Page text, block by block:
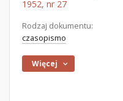
1952, nr 27
Rodzaj dokumentu:
czasopismo
Więcej